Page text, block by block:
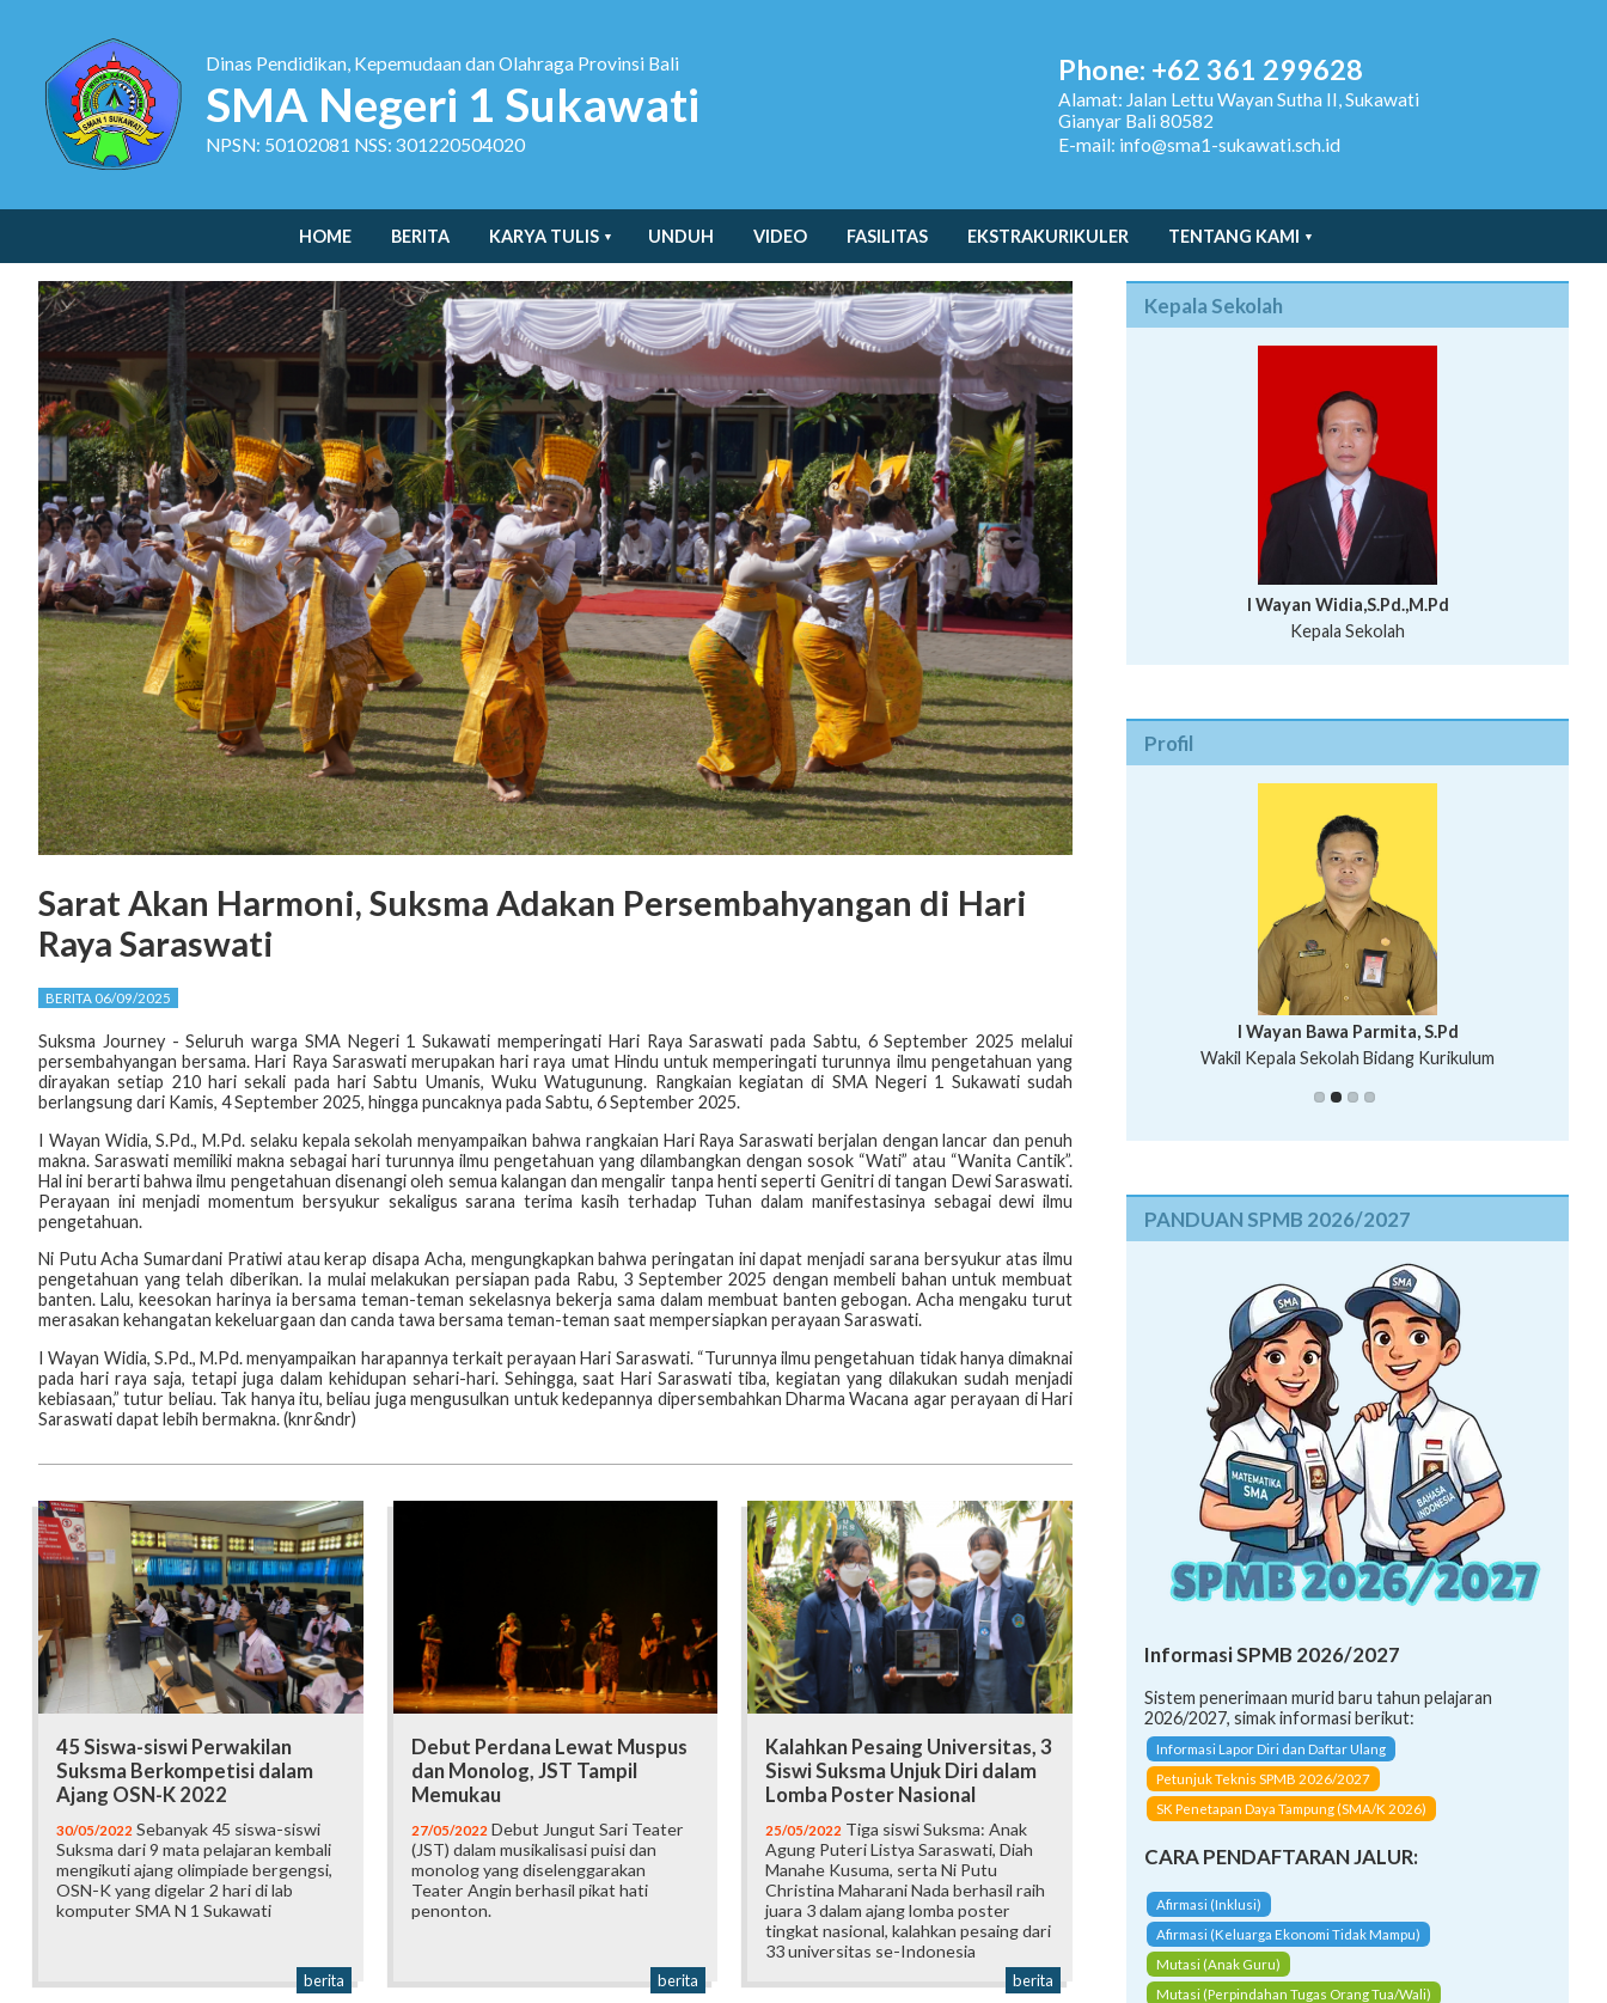
Dinas Pendidikan, Kepemudaan dan Olahraga Provinsi Bali
SMA Negeri 1 Sukawati
NPSN: 50102081 NSS: 301220504020
Phone: +62 361 299628
Alamat: Jalan Lettu Wayan Sutha II, Sukawati
Gianyar Bali 80582
E-mail: info@sma1-sukawati.sch.id
HOME BERITA KARYA TULIS UNDUH VIDEO FASILITAS EKSTRAKURIKULER TENTANG KAMI
Sarat Akan Harmoni, Suksma Adakan Persembahyangan di Hari
Raya Saraswati
BERITA 06/09/2025
Suksma Journey - Seluruh warga SMA Negeri 1 Sukawati memperingati Hari Raya Saraswati pada Sabtu, 6 September 2025 melalui
persembahyangan bersama. Hari Raya Saraswati merupakan hari raya umat Hindu untuk memperingati turunnya ilmu pengetahuan yang
dirayakan setiap 210 hari sekali pada hari Sabtu Umanis, Wuku Watugunung. Rangkaian kegiatan di SMA Negeri 1 Sukawati sudah
berlangsung dari Kamis, 4 September 2025, hingga puncaknya pada Sabtu, 6 September 2025.
I Wayan Widia, S.Pd., M.Pd. selaku kepala sekolah menyampaikan bahwa rangkaian Hari Raya Saraswati berjalan dengan lancar dan penuh
makna. Saraswati memiliki makna sebagai hari turunnya ilmu pengetahuan yang dilambangkan dengan sosok “Wati” atau “Wanita Cantik”.
Hal ini berarti bahwa ilmu pengetahuan disenangi oleh semua kalangan dan mengalir tanpa henti seperti Genitri di tangan Dewi Saraswati.
Perayaan ini menjadi momentum bersyukur sekaligus sarana terima kasih terhadap Tuhan dalam manifestasinya sebagai dewi ilmu
pengetahuan.
Ni Putu Acha Sumardani Pratiwi atau kerap disapa Acha, mengungkapkan bahwa peringatan ini dapat menjadi sarana bersyukur atas ilmu
pengetahuan yang telah diberikan. Ia mulai melakukan persiapan pada Rabu, 3 September 2025 dengan membeli bahan untuk membuat
banten. Lalu, keesokan harinya ia bersama teman-teman sekelasnya bekerja sama dalam membuat banten gebogan. Acha mengaku turut
merasakan kehangatan kekeluargaan dan canda tawa bersama teman-teman saat mempersiapkan perayaan Saraswati.
I Wayan Widia, S.Pd., M.Pd. menyampaikan harapannya terkait perayaan Hari Saraswati. “Turunnya ilmu pengetahuan tidak hanya dimaknai
pada hari raya saja, tetapi juga dalam kehidupan sehari-hari. Sehingga, saat Hari Saraswati tiba, kegiatan yang dilakukan sudah menjadi
kebiasaan,” tutur beliau. Tak hanya itu, beliau juga mengusulkan untuk kedepannya dipersembahkan Dharma Wacana agar perayaan di Hari
Saraswati dapat lebih bermakna. (knr&ndr)
45 Siswa-siswi Perwakilan
Suksma Berkompetisi dalam
Ajang OSN-K 2022
30/05/2022 Sebanyak 45 siswa-siswi
Suksma dari 9 mata pelajaran kembali
mengikuti ajang olimpiade bergengsi,
OSN-K yang digelar 2 hari di lab
komputer SMA N 1 Sukawati
berita
Debut Perdana Lewat Muspus
dan Monolog, JST Tampil
Memukau
27/05/2022 Debut Jungut Sari Teater
(JST) dalam musikalisasi puisi dan
monolog yang diselenggarakan
Teater Angin berhasil pikat hati
penonton.
berita
Kalahkan Pesaing Universitas, 3
Siswi Suksma Unjuk Diri dalam
Lomba Poster Nasional
25/05/2022 Tiga siswi Suksma: Anak
Agung Puteri Listya Saraswati, Diah
Manahe Kusuma, serta Ni Putu
Christina Maharani Nada berhasil raih
juara 3 dalam ajang lomba poster
tingkat nasional, kalahkan pesaing dari
33 universitas se-Indonesia
berita
Kepala Sekolah
I Wayan Widia,S.Pd.,M.Pd
Kepala Sekolah
Profil
Putu Suhartana, S.Pd.
I Wayan Bawa Parmita, S.Pd
Wakil Kepala Sekolah Bidang Kurikulum
I Wayan Gede Aditya Pratita, S.Pd., M.Sn
Ni Wayan Nopi Sutantri, S.Pd.
PANDUAN SPMB 2026/2027
Informasi SPMB 2026/2027
Sistem penerimaan murid baru tahun pelajaran
2026/2027, simak informasi berikut:
Informasi Lapor Diri dan Daftar Ulang
Petunjuk Teknis SPMB 2026/2027
SK Penetapan Daya Tampung (SMA/K 2026)
CARA PENDAFTARAN JALUR:
Afirmasi (Inklusi)
Afirmasi (Keluarga Ekonomi Tidak Mampu)
Mutasi (Anak Guru)
Mutasi (Perpindahan Tugas Orang Tua/Wali)